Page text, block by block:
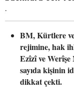
.
BM, Kürtlere
rejimine, hak
Ezîzî ve
sayıda kişinin
dikkat çekti.